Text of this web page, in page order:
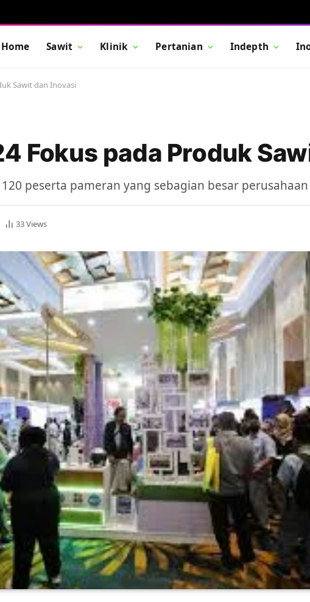
Home Sawit Klinik Pertanian Indepth
Sawit dan Inovasi
Fokus pada Produk
120 peserta pameran yang sebagian besar
33Views